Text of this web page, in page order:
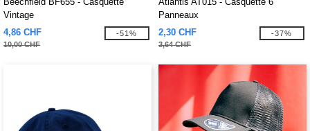
Vintage
4,86 CHF
10,00 CHF
-51%
Panneaux
2,30 CHF
3,64 CHF
-37%